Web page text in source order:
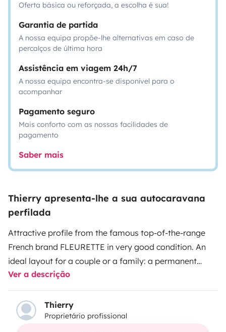
Oferta básica ou reforçada, a escolha é sua!
Garantia de partida
A nossa equipa propõe-lhe alternativas em caso de
percalços de última hora
Assistência em viagem 24h/7
A nossa equipa encontra-se disponível para o
acompanhar
Pagamento seguro
Mais conforto com as nossas facilidades de
pagamento
Saber mais
Thierry apresenta-lhe a sua autocaravana
perfilada
Attractive profile from the famous top-of-the-range
French brand FLEURETTE in very good condition. An
ideal layout for a couple or a family: a permanent
French bed at the rear and a large living room at the
front that can accommodate 2 additional berths. A
well-equipped kitchen with plenty of storage space,
large fridge/freezer, gas cooker/oven and a bright,
Ver a descrição
Thierry
Proprietário profissional